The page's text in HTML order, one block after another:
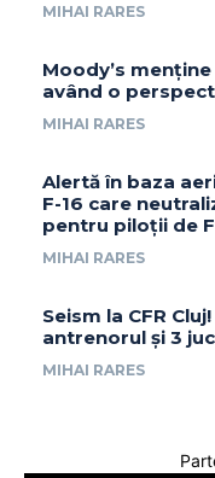
MIHAI RARES
Moody’s
având o
MIHAI RARES
Alertă în baza
F-16 care
pentru piloții de
MIHAI RARES
Seism la CFR
antrenorul și 3
MIHAI RARES